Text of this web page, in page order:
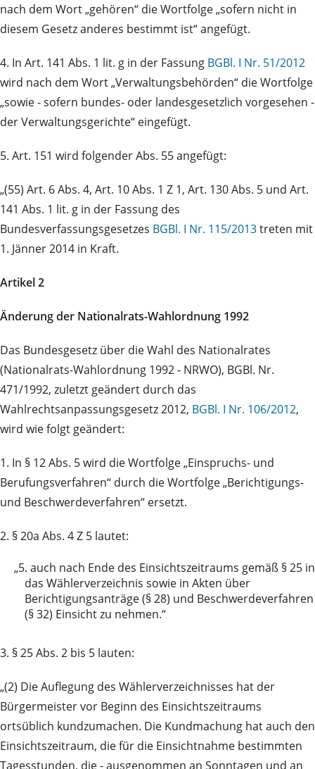
nach dem Wort „gehören“ die Wortfolge „sofern nicht in
diesem Gesetz anderes bestimmt ist“ angefügt.
4. In Art. 141 Abs. 1 lit. g in der Fassung BGBl. I Nr. 51/2012
wird nach dem Wort „Verwaltungsbehörden“ die Wortfolge
„sowie - sofern bundes- oder landesgesetzlich vorgesehen -
der Verwaltungsgerichte“ eingefügt.
5. Art. 151 wird folgender Abs. 55 angefügt:
„(55) Art. 6 Abs. 4, Art. 10 Abs. 1 Z 1, Art. 130 Abs. 5 und Art.
141 Abs. 1 lit. g in der Fassung des
Bundesverfassungsgesetzes BGBl. I Nr. 115/2013treten mit
1. Jänner 2014 in Kraft.
Artikel 2
Änderung der Nationalrats-Wahlordnung 1992
Das Bundesgesetz über die Wahl des Nationalrates
(Nationalrats-Wahlordnung 1992 - NRWO), BGBl. Nr.
471/1992, zuletzt geändert durch das
Wahlrechtsanpassungsgesetz 2012, BGBl. I Nr. 106/2012,
wird wie folgt geändert:
1. In § 12 Abs. 5 wird die Wortfolge „Einspruchs- und
Berufungsverfahren“ durch die Wortfolge „Berichtigungs-
und Beschwerdeverfahren“ ersetzt.
2. § 20a Abs. 4 Z 5 lautet:
„5. auch nach Ende des Einsichtszeitraums gemäß § 25 in
das Wählerverzeichnis sowie in Akten über
Berichtigungsanträge (§ 28) und Beschwerdeverfahren
(§ 32) Einsicht zu nehmen.“
3. § 25 Abs. 2 bis 5 lauten:
„(2) Die Auflegung des Wählerverzeichnisses hat der
Bürgermeister vor Beginn des Einsichtszeitraums
ortsüblich kundzumachen. Die Kundmachung hat auch den
Einsichtszeitraum, die für die Einsichtnahme bestimmten
Tagesstunden, die - ausgenommen an Sonntagen und an